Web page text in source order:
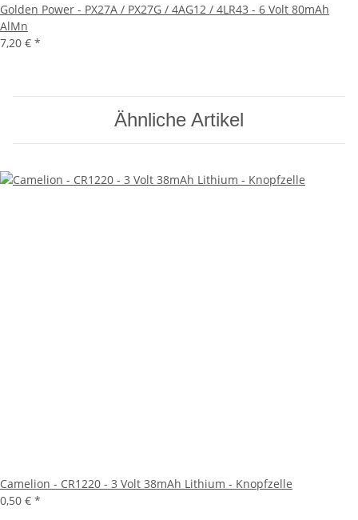
Golden Power - PX27A / PX27G / 4AG12 / 4LR43 - 6 Volt 80mAh
AlMn
7,20 € *
Ähnliche Artikel
Camelion - CR1220 - 3 Volt 38mAh Lithium - Knopfzelle
0,50 € *